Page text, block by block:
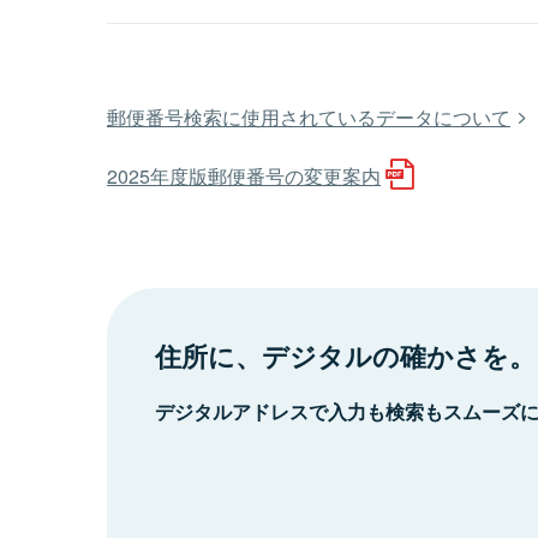
郵便番号検索に使用されているデータについて
2025年度版郵便番号の変更案内
住所に、デジタルの確かさを。
デジタルアドレスで入力も検索もスムーズ